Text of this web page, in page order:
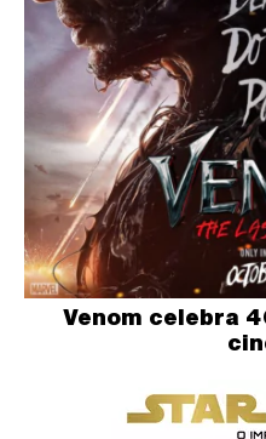
Venom celebra